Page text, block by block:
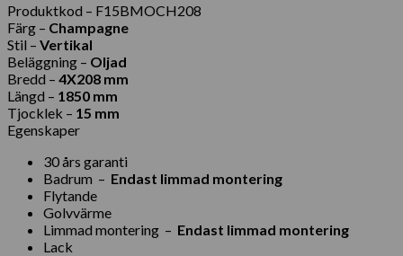
Produktkod – F15BMOCH208
Färg – Champagne
Stil – Vertikal
Beläggning – Oljad
Bredd – 4X208 mm
Längd – 1850 mm
Tjocklek – 15 mm
Egenskaper
30 års garanti
Badrum – Endast limmad montering
Flytande
Golvvärme
Limmad montering – Endast limmad montering
Lack